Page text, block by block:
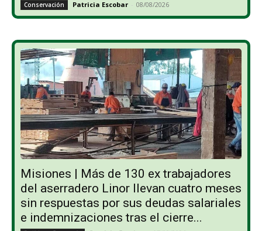
Conservación Patricia Escobar - 08/08/2026
Misiones | Más de 130 ex trabajadores
del aserradero Linor llevan cuatro meses
sin respuestas por sus deudas salariales
e indemnizaciones tras el cierre...